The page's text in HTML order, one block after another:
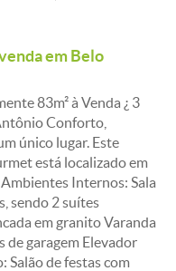
em Belo
83m² à Venda ¿ 3
Conforto,
único lugar. Este
está localizado em
Internos: Sala
sendo 2 suítes
em granito Varanda
de garagem Elevador
de festas com